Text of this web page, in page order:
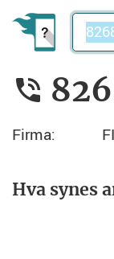
Firma:
Hva synes